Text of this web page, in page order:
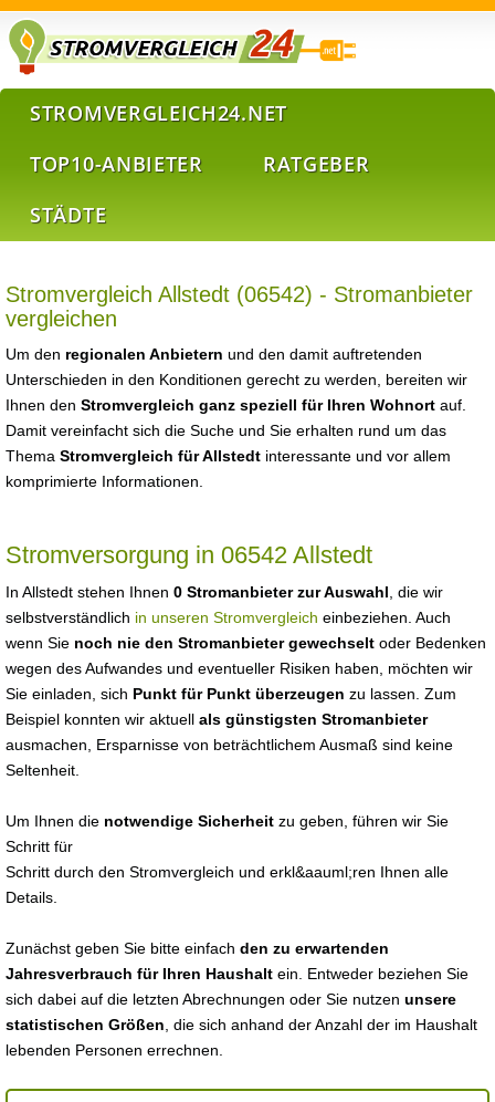
STROMVERGLEICH24.NET
TOP10-ANBIETER
RATGEBER
STÄDTE
Stromvergleich Allstedt (06542) - Stromanbieter
vergleichen
Um den regionalen Anbietern und den damit auftretenden
Unterschieden in den Konditionen gerecht zu werden, bereiten wir
Ihnen den Stromvergleich ganz speziell für Ihren Wohnort auf.
Damit vereinfacht sich die Suche und Sie erhalten rund um das
Thema Stromvergleich für Allstedt interessante und vor allem
komprimierte Informationen.
Stromversorgung in 06542 Allstedt
In Allstedt stehen Ihnen 0 Stromanbieter zur Auswahl , die wir
selbstverständlich in unseren Stromvergleich einbeziehen. Auch
wenn Sie noch nie den Stromanbieter gewechselt oder Bedenken
wegen des Aufwandes und eventueller Risiken haben, möchten wir
Sie einladen, sich Punkt für Punkt überzeugen zu lassen. Zum
Beispiel konnten wir aktuell als günstigsten Stromanbieter
ausmachen, Ersparnisse von beträchtlichem Ausmaß sind keine
Seltenheit.
Um Ihnen die notwendige Sicherheit zu geben, führen wir Sie
Schritt für
Schritt durch den Stromvergleich und erkl&aauml;ren Ihnen alle
Details.
Zunächst geben Sie bitte einfach den zu erwartenden
Jahresverbrauch für Ihren Haushalt ein. Entweder beziehen Sie
sich dabei auf die letzten Abrechnungen oder Sie nutzen unsere
statistischen Größen , die sich anhand der Anzahl der im Haushalt
lebenden Personen errechnen.